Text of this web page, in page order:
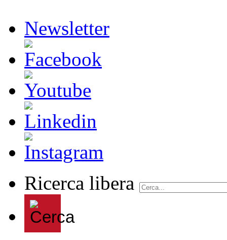
Newsletter
Ricerca libera